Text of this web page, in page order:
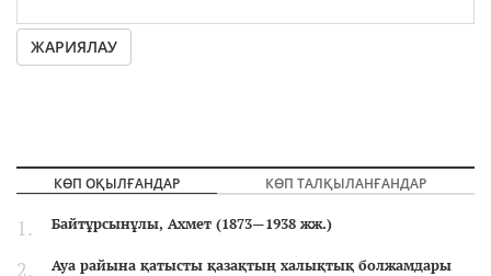
ЖАРИЯЛАУ
КӨП ОҚЫЛҒАНДАР КӨП ТАЛҚЫЛАНҒАНДАР
Байтұрсынұлы, Ахмет (1873—1938 жж.)
Ауа райына қатысты қазақтың халықтық болжамдары